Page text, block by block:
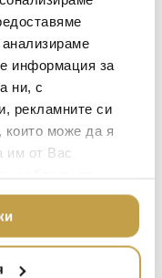
информация за
ни, с
рекламните си
които може да я
им от Вас
им.
Baccarat
ЗА МАСАТА
ТЕКСТИЛ ЗА ДОМА
АРОМАТИ ЗА ДОМА
ИЗКУСТВО И КНИГИ
ВИСОК КЛАС
МЕБЕЛИ
ПОДАРЪЦИ
BACCARAT
TOM DIXON
MICHAEL ARAM
ASSOULINE
SELETTI
DOLCE & GABBANA
ETHNICRAFT
ZUIVER